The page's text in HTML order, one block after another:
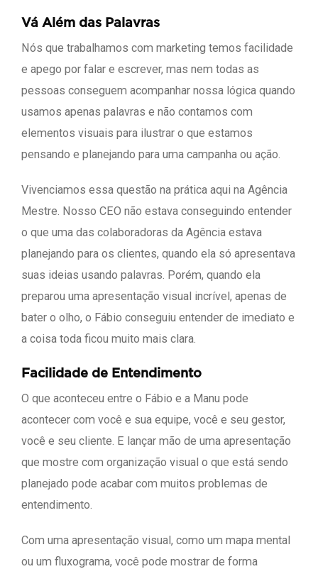
Vá Além das Palavras
Nós que trabalhamos com marketing temos facilidade
e apego por falar e escrever, mas nem todas as
pessoas conseguem acompanhar nossa lógica quando
usamos apenas palavras e não contamos com
elementos visuais para ilustrar o que estamos
pensando e planejando para uma campanha ou ação.
Vivenciamos essa questão na prática aqui na Agência
Mestre. Nosso CEO não estava conseguindo entender
o que uma das colaboradoras da Agência estava
planejando para os clientes, quando ela só apresentava
suas ideias usando palavras. Porém, quando ela
preparou uma apresentação visual incrível, apenas de
bater o olho, o Fábio conseguiu entender de imediato e
a coisa toda ficou muito mais clara.
Facilidade de Entendimento
O que aconteceu entre o Fábio e a Manu pode
acontecer com você e sua equipe, você e seu gestor,
você e seu cliente. E lançar mão de uma apresentação
que mostre com organização visual o que está sendo
planejado pode acabar com muitos problemas de
entendimento.
Com uma apresentação visual, como um mapa mental
ou um fluxograma, você pode mostrar de forma